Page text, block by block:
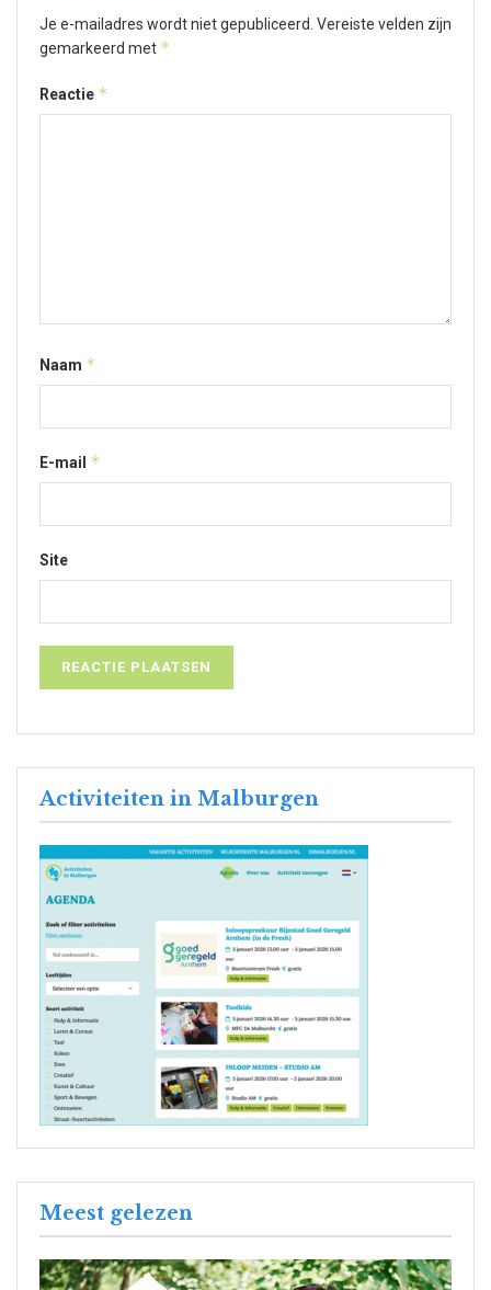
Je e-mailadres wordt niet gepubliceerd. Vereiste velden zijn
gemarkeerd met *
Reactie *
Naam *
E-mail *
Site
Activiteiten in Malburgen
Meest gelezen